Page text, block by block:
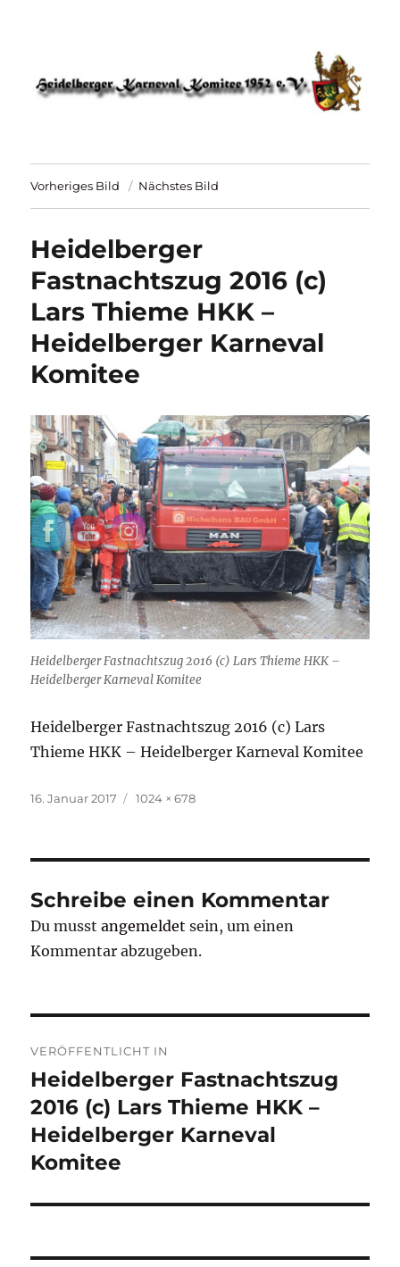
HKK 1952 – Heidelberger Karneval
Komitee
Vorheriges Bild Nächstes Bild
Heidelberger
Fastnachtszug 2016 (c)
Lars Thieme HKK –
Heidelberger Karneval
Komitee
Heidelberger Fastnachtszug 2016 (c) Lars Thieme HKK –
Heidelberger Karneval Komitee
Heidelberger Fastnachtszug 2016 (c) Lars
Thieme HKK – Heidelberger Karneval Komitee
Veröffentlicht
16. Januar 2017 Originalgröße
1024 × 678
Schreibe einen Kommentar
Du musstangemeldet sein, um einen
Kommentar abzugeben.
VERÖFFENTLICHT IN
Heidelberger Fastnachtszug
2016 (c) Lars Thieme HKK –
Heidelberger Karneval
Komitee